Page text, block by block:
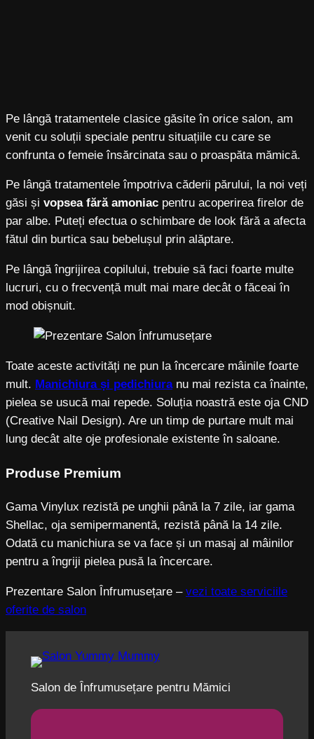
Pe lângă tratamentele clasice găsite în orice salon, am
venit cu soluții speciale pentru situațiile cu care se
confrunta o femeie însărcinata sau o proaspăta mămică.
Pe lângă tratamentele împotriva căderii părului, la noi veți
găsi și vopsea fără amoniac pentru acoperirea firelor de
par albe. Puteți efectua o schimbare de look fără a afecta
fătul din burtica sau bebelușul prin alăptare.
Pe lângă îngrijirea copilului, trebuie să faci foarte multe
lucruri, cu o frecvență mult mai mare decât o făceai în
mod obișnuit.
Toate aceste activități ne pun la încercare mâinile foarte
mult. Manichiura și pedichiuranu mai rezista ca înainte,
pielea se usucă mai repede. Soluția noastră este oja CND
(Creative Nail Design). Are un timp de purtare mult mai
lung decât alte oje profesionale existente în saloane.
Produse Premium
Gama Vinylux rezistă pe unghii până la 7 zile, iar gama
Shellac, oja semipermanentă, rezistă până la 14 zile.
Odată cu manichiura se va face și un masaj al mâinilor
pentru a îngriji pielea pusă la încercare.
Prezentare Salon Înfrumusețare – vezi toate serviciile
oferite de salon
Salon de Înfrumusețare pentru Mămici